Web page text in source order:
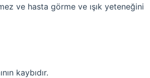
ve hasta görme ve ışık yeteneğini
kaybıdır.